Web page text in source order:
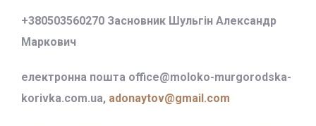
+380503560270 Засновник Шульгін Александр
Маркович
електронна пошта office@moloko-murgorodska-
korivka.com.ua, adonaytov@gmail.com